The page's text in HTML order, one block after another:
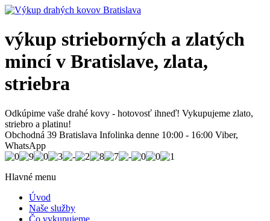
výkup strieborných a zlatých
mincí v Bratislave, zlata,
striebra
Odkúpime vaše drahé kovy - hotovosť ihneď! Vykupujeme zlato,
striebro a platinu!
Obchodná 39 Bratislava Infolinka denne 10:00 - 16:00 Viber,
WhatsApp
Hlavné menu
Úvod
Naše služby
Čo vykupujeme